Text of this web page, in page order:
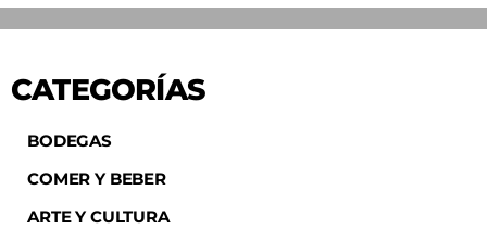
CATEGORÍAS
BODEGAS
COMER Y BEBER
ARTE Y CULTURA